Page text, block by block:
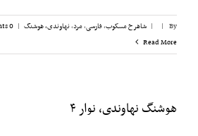
By
|
| شاهرخ مسکوب,فارسی,مرد,نهاوندی، هوشنگ |
0 Comments
Read More
هوشنگ نهاوندی، نوار ۴